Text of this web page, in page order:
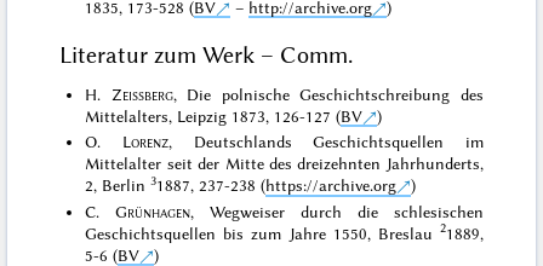
1835, 173-528 (BV – http://archive.org )
Literatur zum Werk – Comm.
H. Zeissberg, Die polnische Geschichtschreibung des
Mittelalters, Leipzig 1873, 126-127 (BV
)
O. Lorenz, Deutschlands Geschichtsquellen im
Mittelalter seit der Mitte des dreizehnten Jahrhunderts,
2, Berlin31887, 237-238 (https://archive.org
)
C.Grünhagen, Wegweiser durch die schlesischen
Geschichtsquellen bis zum Jahre 1550, Breslau 21889,
5-6 (BV
)